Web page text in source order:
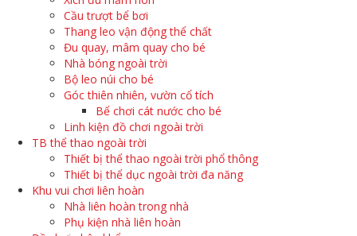
Cầu trượt bể bơi
Thang leo vận động thể chất
Đu quay, mâm quay cho bé
Nhà bóng ngoài trời
Bộ leo núi cho bé
Góc thiên nhiên, vườn cổ tích
Bể chơi cát nước cho bé
Linh kiện đồ chơi ngoài trời
TB thể thao ngoài trời
Thiết bị thể thao ngoài trời phổ thông
Thiết bị thể dục ngoài trời đa năng
Khu vui chơi liên hoàn
Nhà liên hoàn trong nhà
Phụ kiện nhà liên hoàn